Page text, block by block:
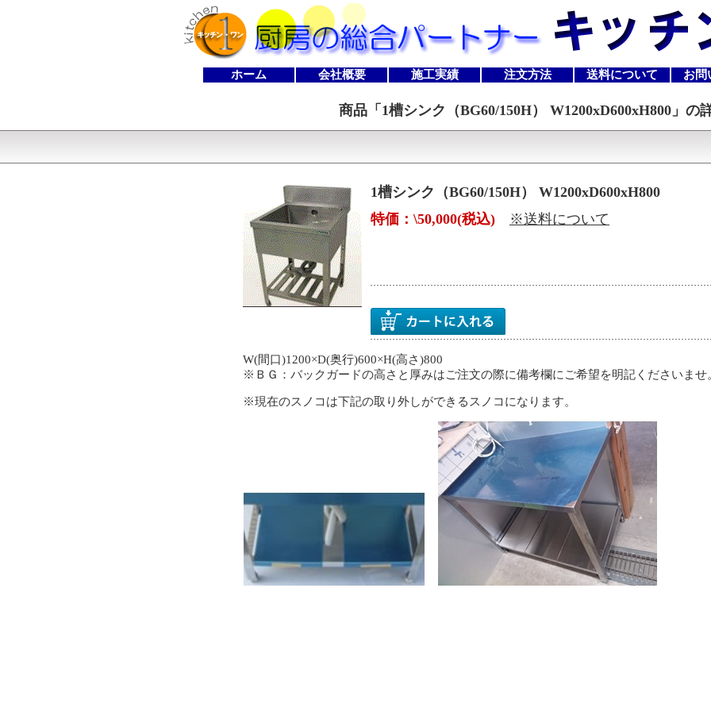
ホーム 会社概要 施工実績 注文方法 送料について お問
商品「 1槽シンク（BG60/150H） W1200xD600xH800」の
1槽シンク（BG60/150H） W1200xD600xH800
特価：\50,000(税込) ※送料について
W(間口)1200×D(奥行)600×H(高さ)800
※ＢＧ：バックガードの高さと厚みはご注文の際に備考欄にご希望を明記くださいませ
※現在のスノコは下記の取り外しができるスノコになります。